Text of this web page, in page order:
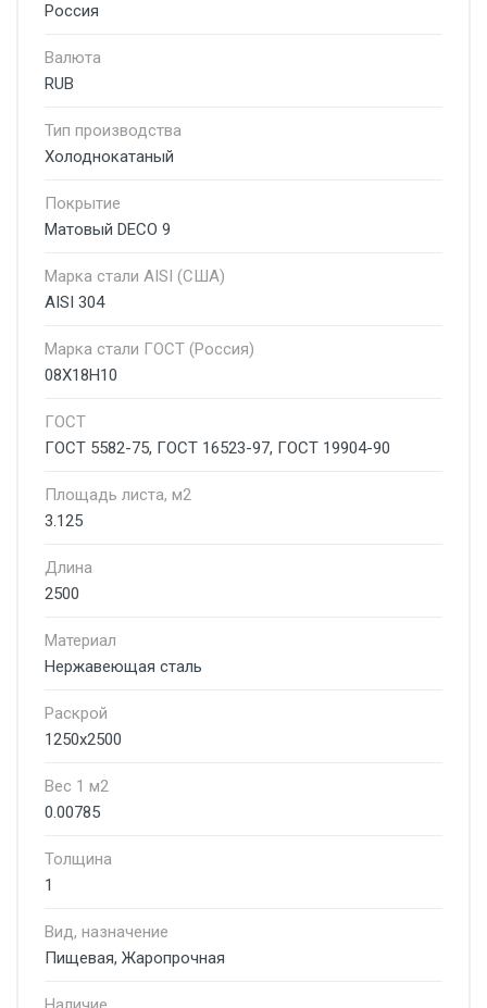
Россия
Валюта
RUB
Тип производства
Холоднокатаный
Покрытие
Матовый DECO 9
Марка стали AISI (США)
AISI 304
Марка стали ГОСТ (Россия)
08Х18Н10
ГОСТ
ГОСТ 5582-75, ГОСТ 16523-97, ГОСТ 19904-90
Площадь листа, м2
3.125
Длина
2500
Материал
Нержавеющая сталь
Раскрой
1250х2500
Вес 1 м2
0.00785
Толщина
1
Вид, назначение
Пищевая, Жаропрочная